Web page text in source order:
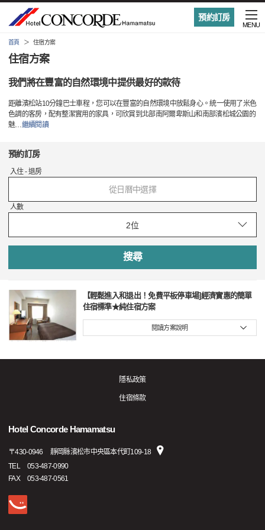
預約訂房
MENU
首頁 住宿方案
住宿方案
我們將在豐富的自然環境中提供最好的款待
距離濱松站10分鐘巴士車程，您可以在豐富的自然環境中放鬆身心。統一使用了米色
色調的客房，配有整潔實用的家具，可欣賞到北部南阿爾卑斯山和南部濱松城公園的
魅…繼續閱讀
預約訂房
入住 - 退房
從日曆中選擇
人數
搜尋
【輕鬆進入和退出！免費平板停車場]經濟實惠的簡單
住宿標準★純住宿方案
閱讀方案說明
隱私政策
住宿條款
Hotel Concorde Hamamatsu
〒430-0946
靜岡縣濱松市中央區本代町109-18
TEL
053-487-0990
FAX
053-487-0561